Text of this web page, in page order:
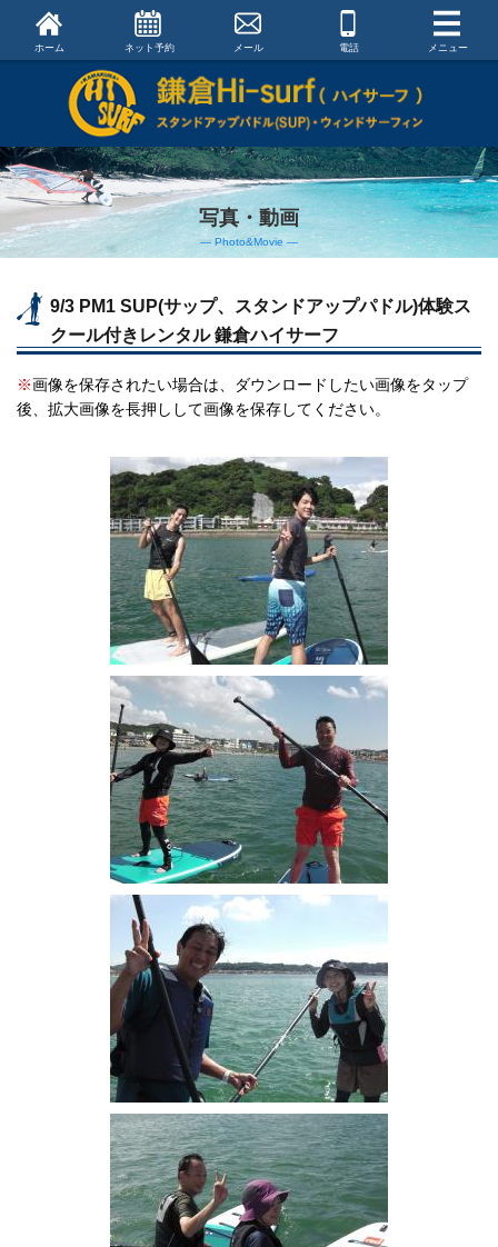
ホーム ネット予約 メール 電話 メニュー
写真・動画
― Photo&Movie ―
9/3 PM1 SUP(サップ、スタンドアップパドル)体験ス
クール付きレンタル 鎌倉ハイサーフ
※画像を保存されたい場合は、ダウンロードしたい画像をタップ
後、拡大画像を長押しして画像を保存してください。